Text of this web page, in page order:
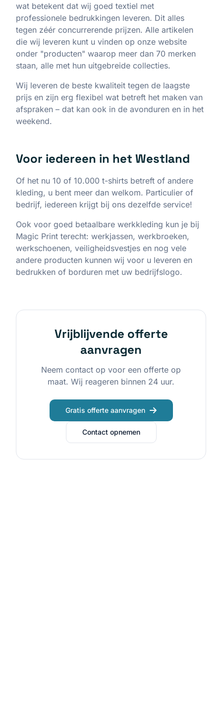
wat betekent dat wij goed textiel met
professionele bedrukkingen leveren. Dit alles
tegen zéér concurrerende prijzen. Alle artikelen
die wij leveren kunt u vinden op onze website
onder "producten" waarop meer dan 70 merken
staan, alle met hun uitgebreide collecties.
Wij leveren de beste kwaliteit tegen de laagste
prijs en zijn erg flexibel wat betreft het maken van
afspraken – dat kan ook in de avonduren en in het
weekend.
Voor iedereen in het Westland
Of het nu 10 of 10.000 t-shirts betreft of andere
kleding, u bent meer dan welkom. Particulier of
bedrijf, iedereen krijgt bij ons dezelfde service!
Ook voor goed betaalbare werkkleding kun je bij
Magic Print terecht: werkjassen, werkbroeken,
werkschoenen, veiligheidsvestjes en nog vele
andere producten kunnen wij voor u leveren en
bedrukken of borduren met uw bedrijfslogo.
Vrijblijvende offerte
aanvragen
Neem contact op voor een offerte op
maat. Wij reageren binnen 24 uur.
Gratis offerte aanvragen
Contact opnemen